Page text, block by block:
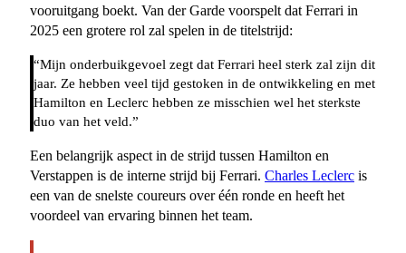
vooruitgang boekt. Van der Garde voorspelt dat Ferrari in
2025 een grotere rol zal spelen in de titelstrijd:
“Mijn onderbuikgevoel zegt dat Ferrari heel sterk zal zijn dit
jaar. Ze hebben veel tijd gestoken in de ontwikkeling en met
Hamilton en Leclerc hebben ze misschien wel het sterkste
duo van het veld.”
Een belangrijk aspect in de strijd tussen Hamilton en
Verstappen is de interne strijd bij Ferrari. Charles Leclerc is
een van de snelste coureurs over één ronde en heeft het
voordeel van ervaring binnen het team.